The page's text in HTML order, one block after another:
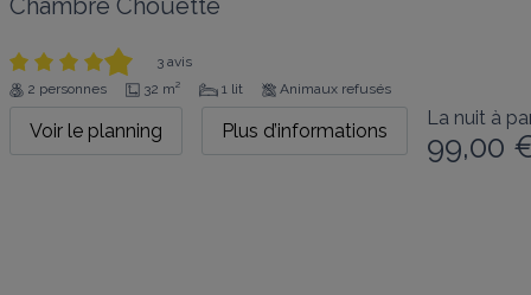
Chambre Chouette
3 avis
2 personnes
32 m² 1 lit Animaux refusés
Voir le planning Plus d’informations
La nuit à
99,00